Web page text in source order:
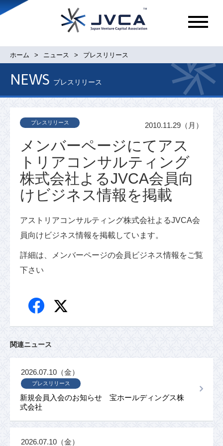
メ
ュ
ホーム ニュース プレスリリース
NEWS プレスリリース
メンバーページにてアス
トリアコンサルティング
株式会社よるJVCA会員向
けビジネス情報を掲載
プレスリリース 2010.11.29（月）
アストリアコンサルティング株式会社よるJVCA会
員向けビジネス情報を掲載しています。
詳細は、メンバーページの会員ビジネス情報をご覧
下さい
関連ニュース
新規会員入会のお知らせ 宝ホールディングス株
式会社
プレスリリース
2026.07.10（金）
2026.07.10（金）